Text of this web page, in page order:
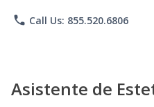
phone Call Us: 855.520.6806
Asistente de